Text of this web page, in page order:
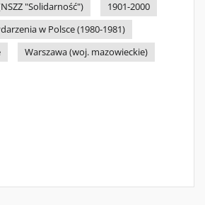
"Solidarność")
1901-2000
w Polsce (1980-1981)
Warszawa (woj. mazowieckie)